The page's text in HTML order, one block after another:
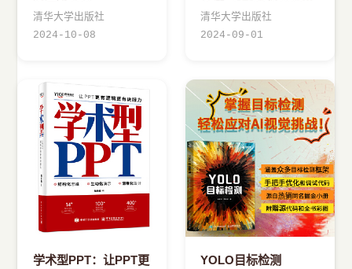
清华大学出版社
2024-10-08
+456个实操案例）
清华大学出版社
2024-09-01
学术型PPT：让PPT更
YOLO目标检测